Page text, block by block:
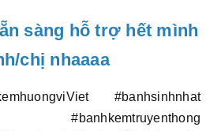
sàng hỗ trợ hết mình
chị nhaaaa
#banhsinhnhat
#banhkemtruyenthong